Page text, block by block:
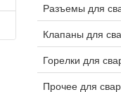
Разъемы для
Клапаны для
Горелки для
Прочее для